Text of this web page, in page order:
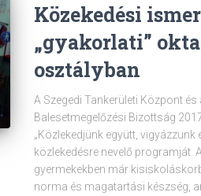
Közekedési
„gyakorlati”
osztályban
A Szegedi Tankerületi Központ
Balesetmegelőzési Bizottság
„Közlekedjünk együtt,
közlekedésre nevelő programját.
gyermekekben már
norma és magatartási készség,